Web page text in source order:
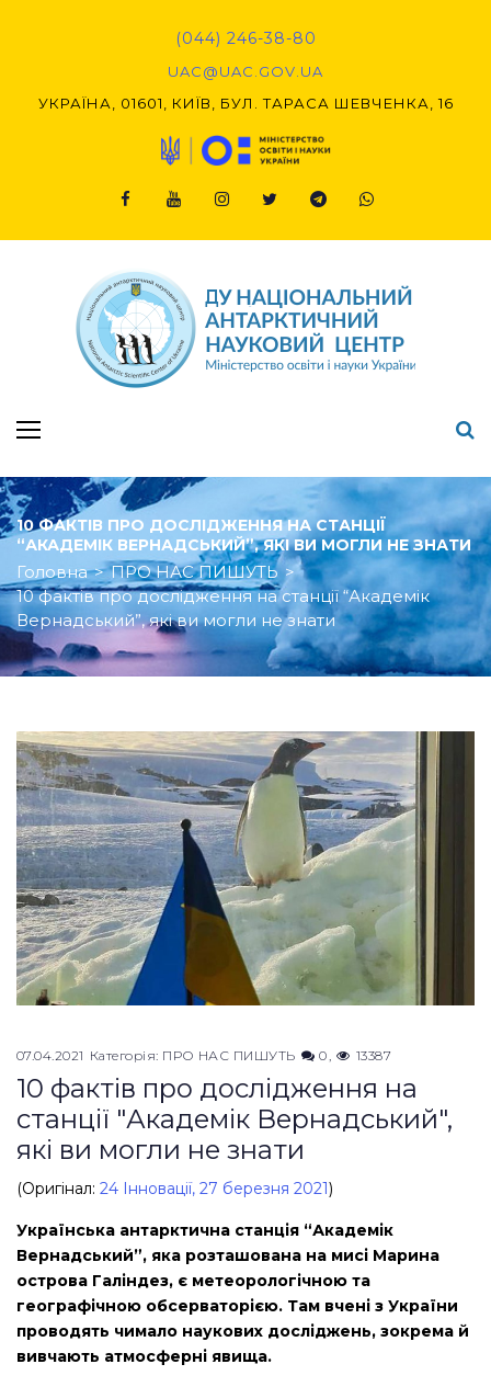
(044) 246-38-80
UAC@UAC.GOV.UA​​
УКРАЇНА, 01601, КИЇВ, БУЛ. ТАРАСА ШЕВЧЕНКА, 16
10 ФАКТІВ ПРО ДОСЛІДЖЕННЯ НА СТАНЦІЇ
“АКАДЕМІК ВЕРНАДСЬКИЙ”, ЯКІ ВИ МОГЛИ НЕ ЗНАТИ
Головна > ПРО НАС ПИШУТЬ >
10 фактів про дослідження на станції “Академік
Вернадський”, які ви могли не знати
07.04.2021 Категорія: ПРО НАС ПИШУТЬ 0 13387
10 фактів про дослідження на
станції "Академік Вернадський",
які ви могли не знати
(Оригінал: 24 Інновації, 27 березня 2021)
Українська антарктична станція “Академік
Вернадський”, яка розташована на мисі Марина
острова Галіндез, є метеорологічною та
географічною обсерваторією. Там вчені з України
проводять чимало наукових досліджень, зокрема й
вивчають атмосферні явища.